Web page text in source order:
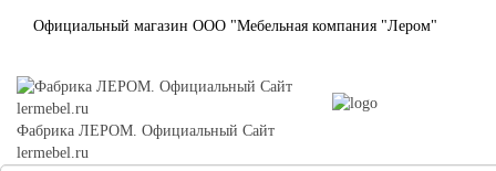
Официальный магазин ООО "Мебельная компания "Лером"
Фабрика ЛЕРОМ. Официальный Сайт
lermebel.ru